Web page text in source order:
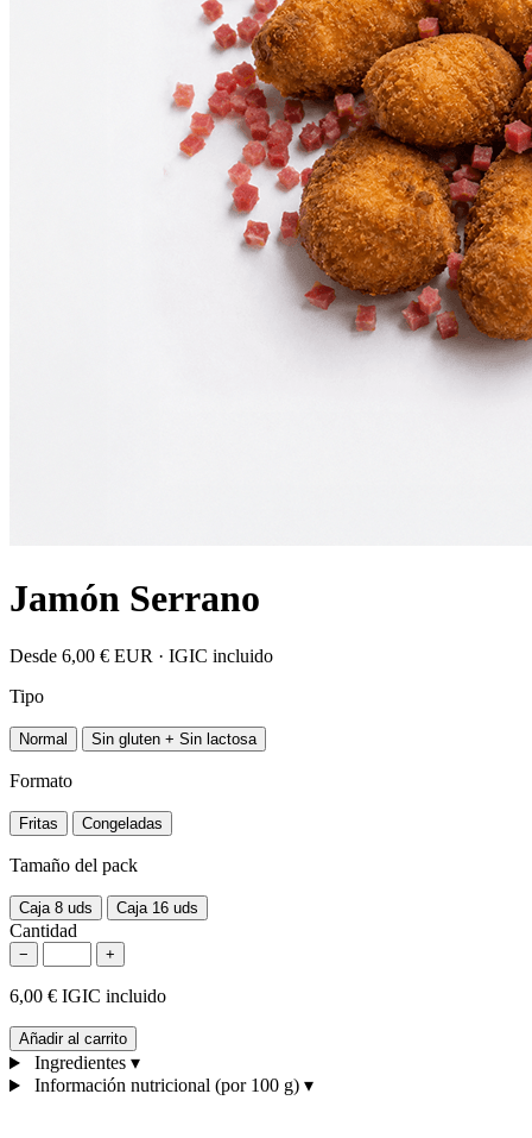
Jamón Serrano
Desde 6,00 € EUR · IGIC incluido
Tipo
Normal Sin gluten + Sin lactosa
Formato
Fritas Congeladas
Tamaño del pack
Caja 8 uds Caja 16 uds
Cantidad
− +
6,00 € IGIC incluido
Añadir al carrito
Ingredientes ▾
Información nutricional (por 100 g) ▾